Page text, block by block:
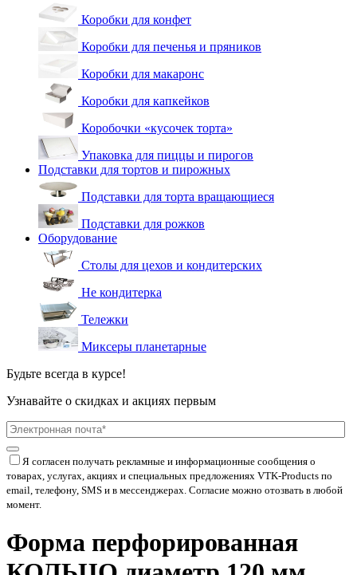
Коробки для конфет
Коробки для печенья и пряников
Коробки для макаронс
Коробки для капкейков
Коробочки «кусочек торта»
Упаковка для пиццы и пирогов
Подставки для тортов и пирожных
Подставки для торта вращающиеся
Подставки для рожков
Оборудование
Столы для цехов и кондитерских
Не кондитерка
Тележки
Миксеры планетарные
Будьте всегда в курсе!
Узнавайте о скидках и акциях первым
Я согласен получать рекламные и информационные сообщения о
товарах, услугах, акциях и специальных предложениях VTK-Products по
email, телефону, SMS и в мессенджерах. Согласие можно отозвать в любой
момент.
Форма перфорированная